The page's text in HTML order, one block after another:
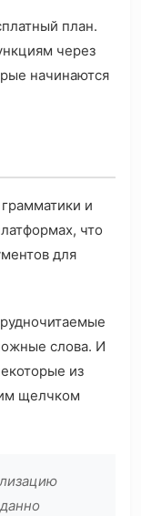
план.
через
начинаются
и
что
для
слова. И
из
щелчком